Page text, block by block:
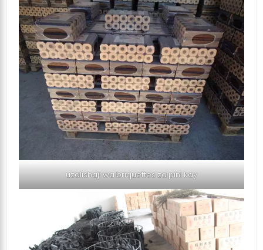
uzalishaji wa briquettes za pini kay